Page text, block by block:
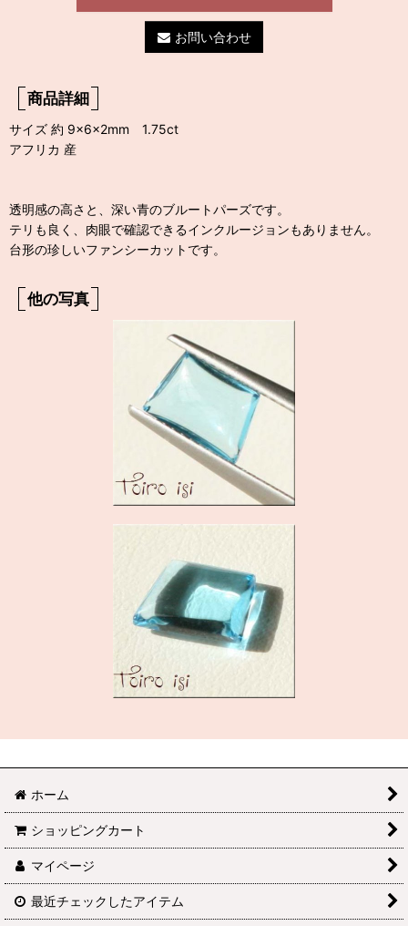
お問い合わせ
商品詳細
サイズ 約 9×6×2mm 1.75ct
アフリカ 産
透明感の高さと、深い青のブルートパーズです。
テリも良く、肉眼で確認できるインクルージョンもありません。
台形の珍しいファンシーカットです。
他の写真
ホーム
ショッピングカート
マイページ
最近チェックしたアイテム